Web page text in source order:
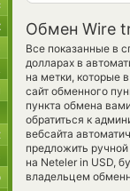
Обмен Wire
Все показанные в
долларах в
на метки, которые
сайт обменного
пункта обмена
обратиться к
вебсайта
предложить
на Neteler in USD,
владельцем